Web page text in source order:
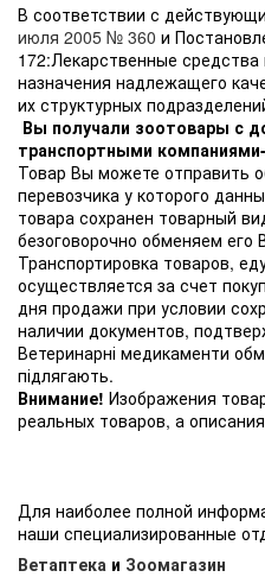
В соответствии с
июля 2005 № 360 и
172:Лекарственные
назначения надлежащего
их структурных
Вы получали зоотовары с
транспортными
Товар Вы можете отправить
перевозчика у которого
товара сохранен товарный
безоговорочно обменяем его
Транспортировка товаров,
осуществляется за счет
дня продажи при условии
наличии документов,
Ветеринарні медикаменти
підлягають.
Внимание! Изображения
реальных товаров, а
Для наиболее полной
наши специализированные
Ветаптека и Зоомагазин